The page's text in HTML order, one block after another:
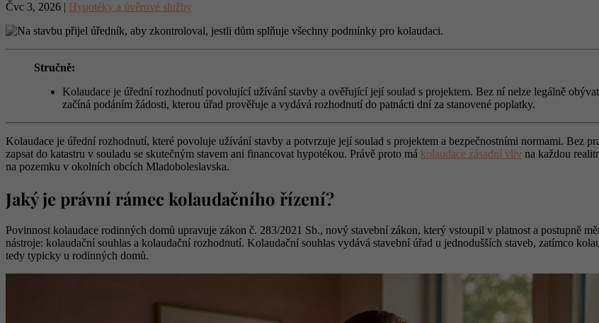
Čvc 3, 2026 | Hypotéky a úvěrové služby
Stručně:
Kolaudace je úřední rozhodnutí povolující užívání stavby a ověřující její soulad s projektem. Bez ní nelze legálně
začíná podáním žádosti, kterou úřad prověřuje a vydává rozhodnutí do patnácti dní za stanovené poplatky.
Kolaudace je úřední rozhodnutí, které povoluje užívání stavby a potvrzuje její soulad s projektem a bezpečnostními normami. Bez
zapsat do katastru v souladu se skutečným stavem ani financovat hypotékou. Právě proto má kolaudace zásadní vliv na každou
na pozemku v okolních obcích Mladoboleslavska.
Jaký je právní rámec kolaudačního řízení?
Povinnost kolaudace rodinných domů upravuje zákon č. 283/2021 Sb., nový stavební zákon, který vstoupil v platnost a postupně
nástroje: kolaudační souhlas a kolaudační rozhodnutí. Kolaudační souhlas vydává stavební úřad u jednodušších staveb, zatímco
tedy typicky u rodinných domů.